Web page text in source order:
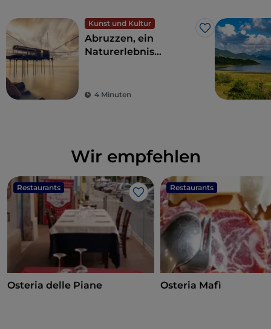
Kunst und Kultur
Like
Abruzzen, ein
Naturerlebnis
4 Minuten
Wir empfehlen
Restaurants
Like
Osteria delle Piane
Restaurants
Osteria Mafì